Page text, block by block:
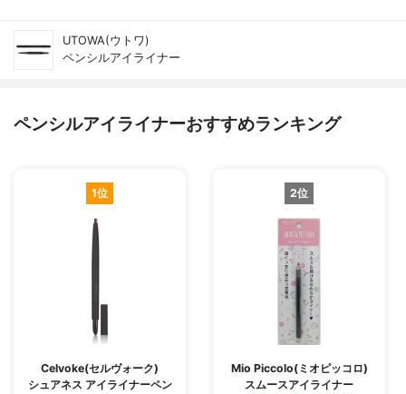
UTOWA(ウトワ)
ペンシルアイライナー
ペンシルアイライナーおすすめランキング
1位
Celvoke(セルヴォーク)
シュアネス アイライナーペン
2位
Mio Piccolo(ミオピッコロ)
スムースアイライナー